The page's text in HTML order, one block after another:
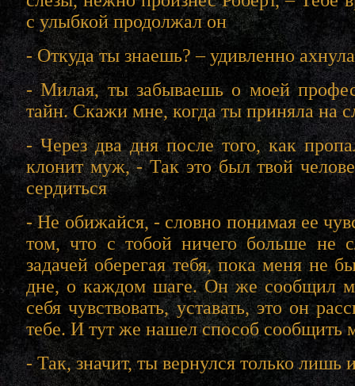
с улыбкой продолжал он
- Откуда ты знаешь? – удивленно
- Милая, ты забываешь о моей
тайн. Скажи мне, когда ты приняла на
- Через два дня после того, как
клонит муж, - Так это был твой
сердиться
- Не обижайся, - словно понимая ее
том, что с тобой ничего больше не
задачей оберегая тебя, пока меня не
дне, о каждом шаге. Он же сообщил
себя чувствовать, уставать, это он
тебе. И тут же нашел способ сообщить
- Так, значит, ты вернулся только лишь